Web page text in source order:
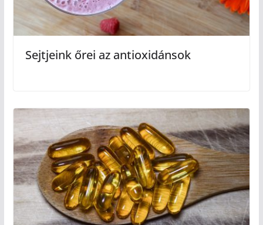
Sejtjeink őrei az antioxidánsok